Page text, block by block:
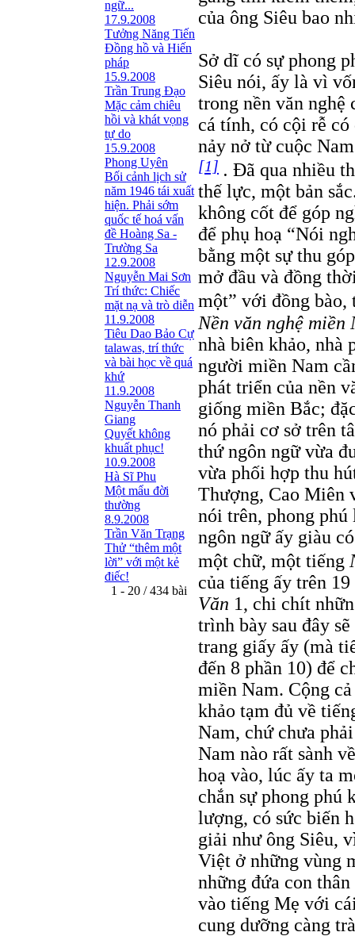
ngữ...
17.9.2008
Tưởng Năng Tiến
Đồng hồ và Hiến
pháp
15.9.2008
Trần Trung Đạo
Mặc cảm chiêu
hồi và khát vọng
tự do
15.9.2008
Phong Uyên
Bối cảnh lịch sử
năm 1946 tái xuất
hiện. Phải sớm
quốc tế hoá vấn
đề Hoàng Sa -
Trường Sa
12.9.2008
Nguyễn Mai Sơn
Trí thức: Chiếc
mặt nạ và trò diễn
11.9.2008
Tiêu Dao Bảo Cự
talawas, trí thức
và bài học về quá
khứ
11.9.2008
Nguyễn Thanh
Giang
Quyết không
khuất phục!
10.9.2008
Hà Sĩ Phu
Một mẩu đời
thường
8.9.2008
Trần Văn Trạng
Thử “thêm một
lời” với một kẻ
điếc!
1 - 20 / 434 bài
của ông Siêu bao
Sở dĩ có sự phong
Siêu nói, ấy là vì
trong nền văn nghệ
cá tính, có cội rễ
nảy nở từ cuộc
[1] . Đã qua nhiều
thế lực, một bản
không cốt để góp
để phụ hoạ “Nói
bằng một sự thu
mở đầu và đồng
một” với đồng
Nền văn nghệ miền
nhà biên khảo, nhà
người miền Nam
phát triển của nền
giống miền Bắc;
nó phải cơ sở trên
thứ ngôn ngữ vừa
vừa phối hợp thu
Thượng, Cao Miên
nói trên, phong
ngôn ngữ ấy giàu
một chữ, một tiếng
của tiếng ấy trên
Văn 1, chi chít
trình bày sau đây
trang giấy ấy (mà
đến 8 phần 10) để
miền Nam. Cộng
khảo tạm đủ về
Nam, chứ chưa
Nam nào rất sành
hoạ vào, lúc ấy ta
chắn sự phong phú
lượng, có sức biến
giải như ông Siêu,
Việt ở những vùng
những đứa con
vào tiếng Mẹ với
cung dưỡng càng